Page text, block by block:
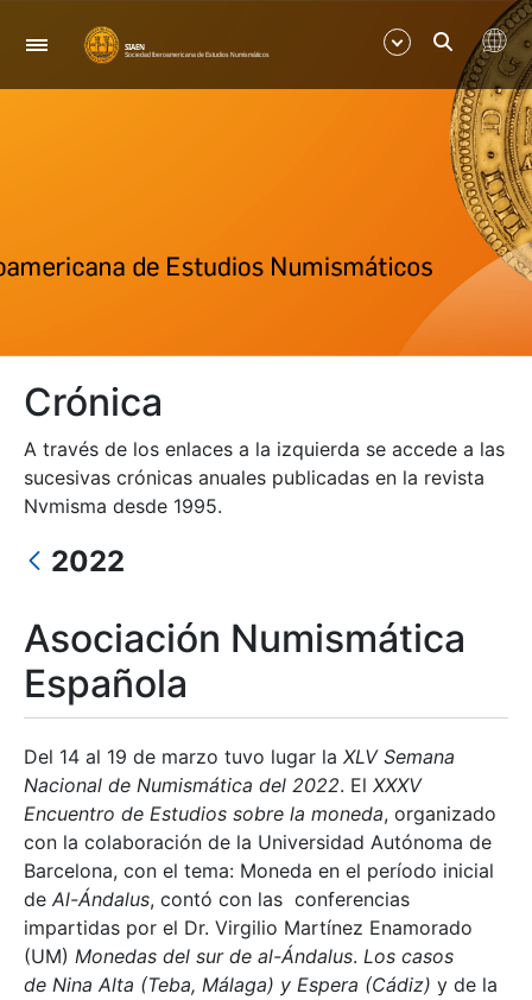
Nabigazioa
Erakutsi/Ezkutatu
Erakutsi/Ezkutatu
Crónica
A través de los enlaces a la izquierda se accede a las
sucesivas crónicas anuales publicadas en la revista
Nvmisma desde 1995.
2022
Asociación Numismática
Española
Del 14 al 19 de marzo tuvo lugar la XLV Semana
Nacional de Numismática del 2022. El XXXV
Encuentro de Estudios sobre la moneda, organizado
con la colaboración de la Universidad Autónoma de
Barcelona, con el tema: Moneda en el período inicial
de Al-Ándalus, contó con las conferencias
impartidas por el Dr. Virgilio Martínez Enamorado
(UM) Monedas del sur de al-Ándalus. Los casos
de Nina Alta (Teba, Málaga) y Espera (Cádiz) y de la